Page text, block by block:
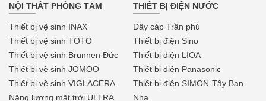
NỘI THẤT PHÒNG TẮM
Thiết bị vệ sinh INAX
Thiết bị vệ sinh TOTO
Thiết bị vệ sinh Brunnen Đức
Thiết bị vệ sinh JOMOO
Thiết bị vệ sinh VIGLACERA
Năng lượng mặt trời ULTRA
THIẾT BỊ ĐIỆN NƯỚC
Dây cáp Trần phú
Thiết bị điện Sino
Thiết bị điện LIOA
Thiết bị điện Panasonic
Thiết bị điện SIMON-Tây Ban
Nha